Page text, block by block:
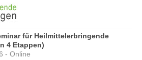
für Heilmittelerbringende
4 Etappen)
- Online